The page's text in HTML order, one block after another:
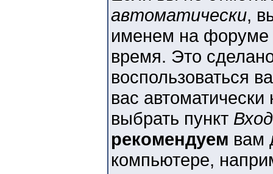
автоматически,
именем на форуме
время. Это
воспользоваться
вас
выбрать пункт
рекомендуем вам
компьютере,